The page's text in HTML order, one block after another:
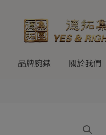
品牌腕錶 關於我們